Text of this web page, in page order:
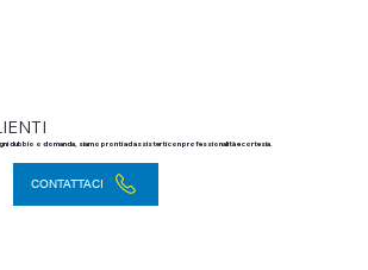
dubbio o domanda, siamo pronti ad assisterti con professionalità e cortesia.
CONTATTACI